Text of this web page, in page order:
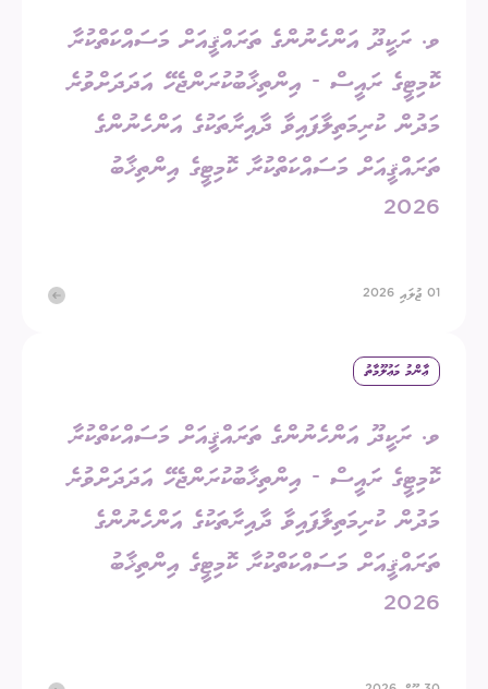
ވ. ރަކީދޫ އަންހެނުންގެ ތަރައްޤީއަށް މަސައްކަތްކުރާ
ކޮމިޓީގެ ރައީސް - އިންތިޚާބުކުރަންޖެހޭ އަދަދަށްވުރެ
މަދުން ކުރިމަތިލާފައިވާ ދާއިރާތަކުގެ އަންހެނުންގެ
ތަރައްޤީއަށް މަސައްކަތްކުރާ ކޮމިޓީގެ އިންތިޚާބު
2026
01 ޖުލައި 2026
ޢާންމު މަޢުލޫމާތު
ވ. ރަކީދޫ އަންހެނުންގެ ތަރައްޤީއަށް މަސައްކަތްކުރާ
ކޮމިޓީގެ ރައީސް - އިންތިޚާބުކުރަންޖެހޭ އަދަދަށްވުރެ
މަދުން ކުރިމަތިލާފައިވާ ދާއިރާތަކުގެ އަންހެނުންގެ
ތަރައްޤީއަށް މަސައްކަތްކުރާ ކޮމިޓީގެ އިންތިޚާބު
2026